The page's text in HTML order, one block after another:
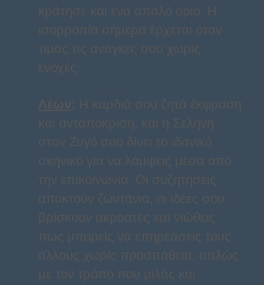
κράτησε και ένα απαλό όριο. Η
ισορροπία σήμερα έρχεται όταν
τιμάς τις ανάγκες σου χωρίς
ενοχές.
Λέων: Η καρδιά σου ζητά έκφραση
και ανταπόκριση, και η Σελήνη
στον Ζυγό σου δίνει το ιδανικό
σκηνικό για να λάμψεις μέσα από
την επικοινωνία. Οι συζητήσεις
αποκτούν ζωντάνια, οι ιδέες σου
βρίσκουν ακροατές και νιώθεις
πως μπορείς να επηρεάσεις τους
άλλους χωρίς προσπάθεια, απλώς
με τον τρόπο που μιλάς και